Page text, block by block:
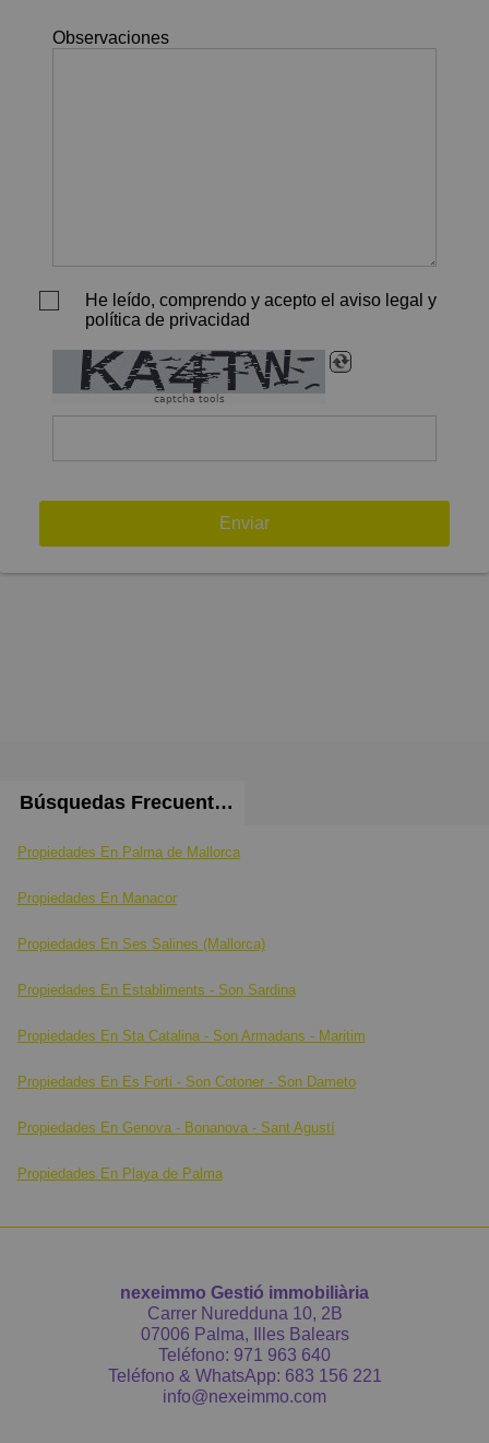
Observaciones
He leído, comprendo y acepto el aviso legal y
política de privacidad
captcha tools
Enviar
Búsquedas Frecuentes
Propiedades En Palma de Mallorca
Propiedades En Manacor
Propiedades En Ses Salines (Mallorca)
Propiedades En Establiments - Son Sardina
Propiedades En Sta Catalina - Son Armadans - Maritim
Propiedades En Es Forti - Son Cotoner - Son Dameto
Propiedades En Genova - Bonanova - Sant Agustí
Propiedades En Playa de Palma
nexeimmo Gestió immobiliària
Carrer Nuredduna 10, 2B
07006 Palma, Illes Balears
Teléfono: 971 963 640
Teléfono & WhatsApp: 683 156 221
info@nexeimmo.com